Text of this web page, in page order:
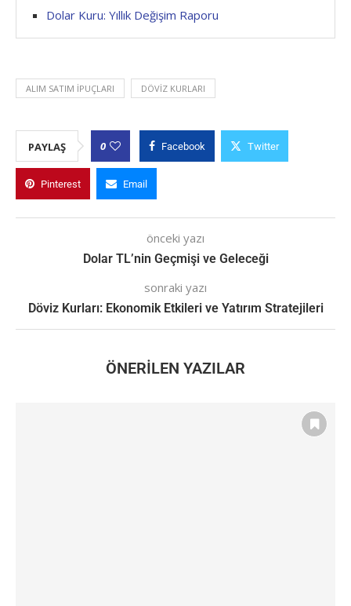
Dolar Kuru: Yıllık Değişim Raporu
ALIM SATIM IPUÇLARI DÖVIZ KURLARI
PAYLAŞ 0 Facebook Twitter
Pinterest Email
önceki yazı
Dolar TL’nin Geçmişi ve Geleceği
sonraki yazı
Döviz Kurları: Ekonomik Etkileri ve Yatırım Stratejileri
ÖNERILEN YAZILAR